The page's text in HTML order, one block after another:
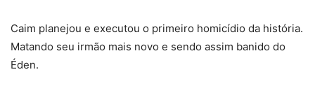
Caim planejou e executou o primeiro homicídio da história.
Matando seu irmão mais novo e sendo assim banido do
Éden.